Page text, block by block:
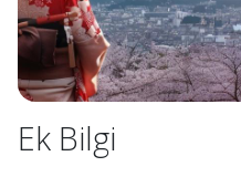
Ek Bilgi